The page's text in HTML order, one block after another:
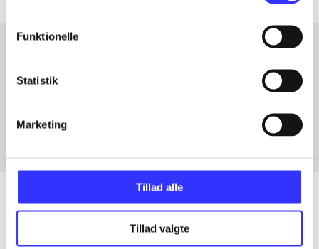
Funktionelle
Statistik
Marketing
Tillad alle
Tillad valgte
Artikler med samme emner
Artikler